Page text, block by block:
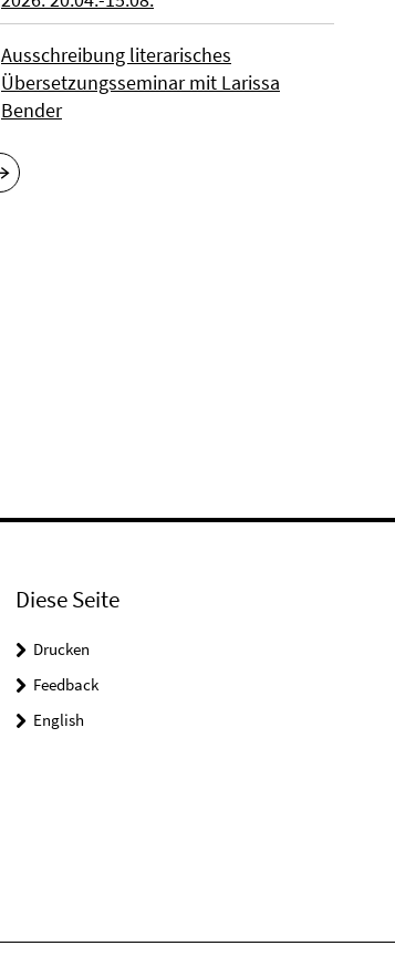
Ausschreibung literarisches
Übersetzungsseminar mit Larissa
Bender
Diese Seite
Drucken
Feedback
English